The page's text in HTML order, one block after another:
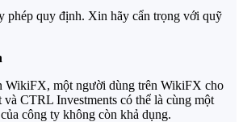
phép quy định. Xin hãy cẩn trọng với quỹ
WikiFX, một người dùng trên WikiFX cho
CTRL Investments có thể là cùng một
công ty không còn khả dụng.